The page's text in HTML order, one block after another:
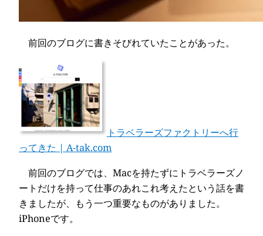
前回のブログに書きそびれていたことがあった。
トラベラーズファクトリーへ行
ってきた | A-tak.com
前回のブログでは、Macを持たずにトラベラーズノ
ートだけを持って仕事のあれこれ考えたという話を書
きましたが、もう一つ重要なものがありました。
iPhoneです。